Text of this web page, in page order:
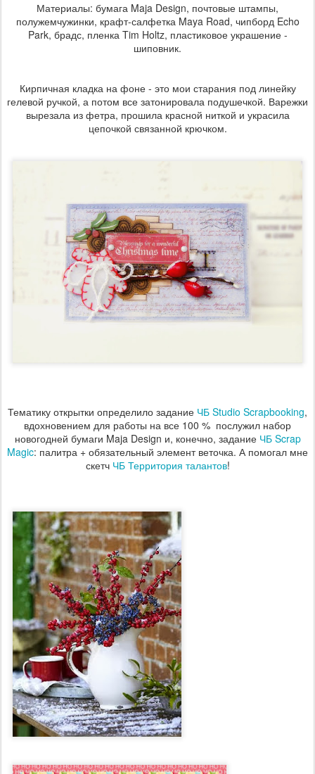
Материалы: бумага Maja Design, почтовые штампы,
полужемчужинки, крафт-салфетка Maya Road, чипборд Echo
Park, брадс, пленка Tim Holtz, пластиковое украшение -
шиповник.
Кирпичная кладка на фоне - это мои старания под линейку
гелевой ручкой, а потом все затонировала подушечкой. Варежки
вырезала из фетра, прошила красной ниткой и украсила
цепочкой связанной крючком.
Тематику открытки определило задание ЧБ Studio Scrapbooking,
вдохновением для работы на все 100 % послужил набор
новогодней бумаги Maja Design и, конечно, задание ЧБ Scrap
Magic: палитра + обязательный элемент веточка. А помогал мне
скетч ЧБ Территория талантов!